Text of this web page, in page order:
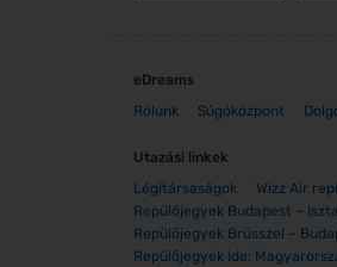
eDreams
Rólunk
Súgóközpont
Utazási linkek
Légitársaságok
Wizz Air
Repülőjegyek Budapest –
Repülőjegyek Brüsszel –
Repülőjegyek ide: